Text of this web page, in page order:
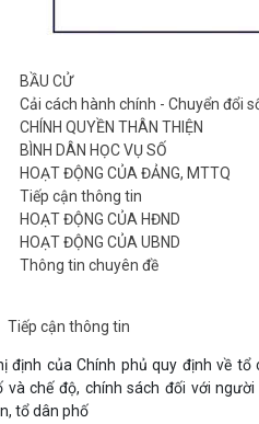
BẦU CỬ
Cải cách hành chính - Chuyển đổi
CHÍNH QUYỀN THÂN THIỆN
BÌNH DÂN HỌC VỤ SỐ
HOẠT ĐỘNG CỦA ĐẢNG, MTTQ
Tiếp cận thông tin
HOẠT ĐỘNG CỦA HĐND
HOẠT ĐỘNG CỦA UBND
Thông tin chuyên đề
Tiếp cận thông tin
định của Chính phủ quy định về
và chế độ, chính sách đối với
tổ dân phố